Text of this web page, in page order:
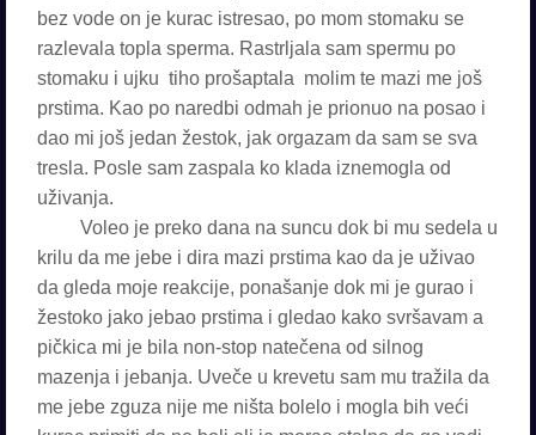
bez vode on je kurac istresao, po mom stomaku se
razlevala topla sperma. Rastrljala sam spermu po
stomaku i ujku tiho prošaptala molim te mazi me još
prstima. Kao po naredbi odmah je prionuo na posao i
dao mi još jedan žestok, jak orgazam da sam se sva
tresla. Posle sam zaspala ko klada iznemogla od
uživanja.
Voleo je preko dana na suncu dok bi mu sedela u
krilu da me jebe i dira mazi prstima kao da je uživao
da gleda moje reakcije, ponašanje dok mi je gurao i
žestoko jako jebao prstima i gledao kako svršavam a
pičkica mi je bila non-stop natečena od silnog
mazenja i jebanja. Uveče u krevetu sam mu tražila da
me jebe zguza nije me ništa bolelo i mogla bih veći